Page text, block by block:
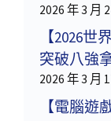
2026 年 3 月
【2026
突破八強
2026 年 3 月
【電腦遊